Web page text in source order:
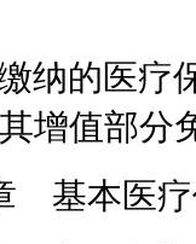
的医疗
增值部分
基本医疗